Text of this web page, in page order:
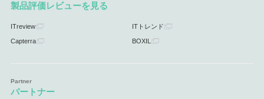
製品評価レビューを見る
ITreview ITトレンド
Capterra BOXIL
パートナー